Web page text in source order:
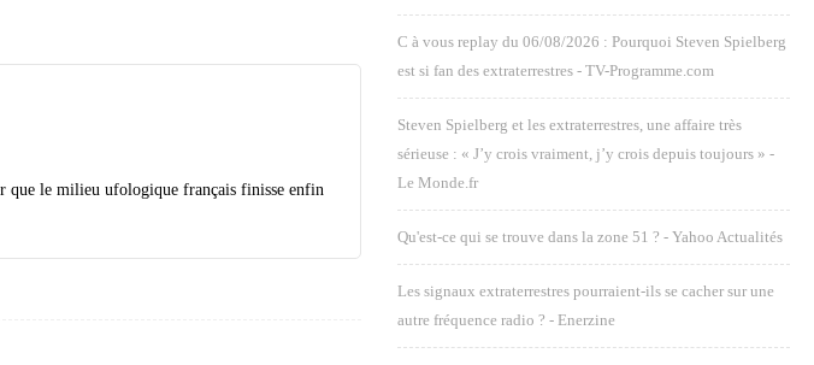
que le milieu ufologique français finisse enfin
C à vous replay du 06/08/2026 : Pourquoi Steven Spielberg
est si fan des extraterrestres - TV-Programme.com
Steven Spielberg et les extraterrestres, une affaire très
sérieuse : « J’y crois vraiment, j’y crois depuis toujours » -
Le Monde.fr
Qu'est-ce qui se trouve dans la zone 51 ? - Yahoo Actualités
Les signaux extraterrestres pourraient-ils se cacher sur une
autre fréquence radio ? - Enerzine